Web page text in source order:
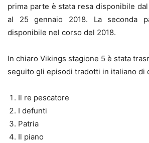
prima parte è stata resa disponibile
al 25 gennaio 2018. La seconda
disponibile nel corso del 2018.
In chiaro Vikings stagione 5 è stata
seguito gli episodi tradotti in italiano di
Il re pescatore
I defunti
Patria
Il piano